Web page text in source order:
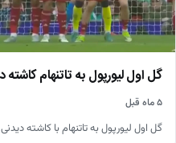
گل اول لیورپول به تاتنهام
۵ ماه قبل
گل اول لیورپول به تاتنهام با کاشته